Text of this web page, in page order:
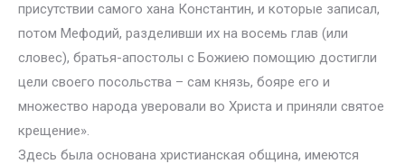
присутствии самого хана Константин, и которые записал,
потом Мефодий, разделивши их на восемь глав (или
словес), братья-апостолы с Божиею помощию достигли
цели своего посольства – сам князь, бояре его и
множество народа уверовали во Христа и приняли святое
крещение».
Здесь была основана христианская община, имеются